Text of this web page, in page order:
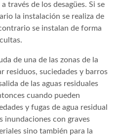
través de los desagües. Si se
la instalación se realiza de
se instalan de forma
de una de las zonas de la
residuos, suciedades y barros
de las aguas residuales
cuando pueden
y fugas de agua residual
inundaciones con graves
sino también para la